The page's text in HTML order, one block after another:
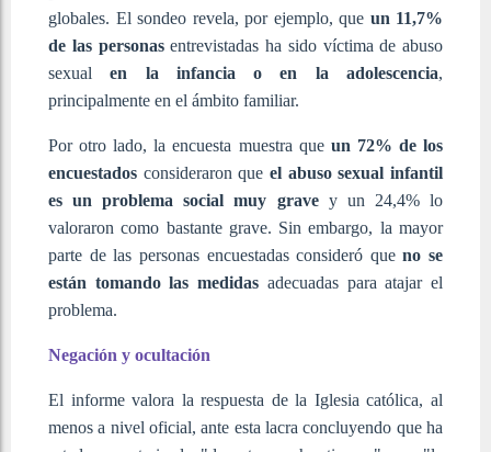
globales. El sondeo revela, por ejemplo, que un 11,7%
de las personasentrevistadas ha sido víctima de abuso
sexual en la infancia o en la adolescencia,
principalmente en el ámbito familiar.
Por otro lado, la encuesta muestra que un 72% de los
encuestados consideraron queel abuso sexual infantil
es un problema social muy gravey un 24,4% lo
valoraron como bastante grave. Sin embargo, la mayor
parte de las personas encuestadas consideró queno se
están tomando las medidas adecuadas para atajar el
problema.
Negación y ocultación
El informe valora la respuesta de la Iglesia católica, al
menos a nivel oficial, ante esta lacra concluyendo que ha